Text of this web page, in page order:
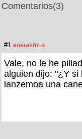
Comentarios(3)
#1 enerasmus
Vale, no le he
alguien dijo: "¿Y si
lanzemoa una